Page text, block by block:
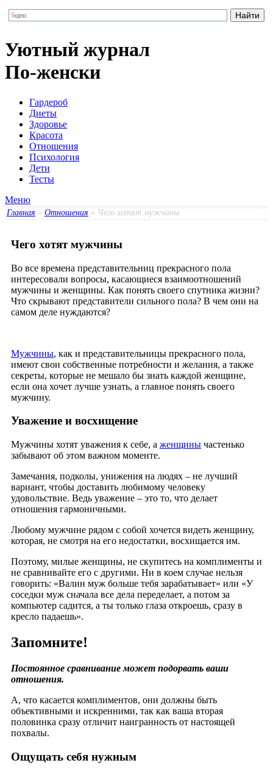
Уютный журнал
По-женски
Гардероб
Диеты
Здоровье
Красота
Отношения
Психология
Дети
Тесты
Меню
Главная » Отношения » Чего хотят мужчины
Чего хотят мужчины
Во все времена представительниц прекрасного пола
интересовали вопросы, касающиеся взаимоотношений
мужчины и женщины. Как понять своего спутника жизни?
Что скрывают представители сильного пола? В чем они на
самом деле нуждаются?
Мужчины, как и представительницы прекрасного пола,
имеют свои собственные потребности и желания, а также
секреты, которые не мешало бы знать каждой женщине,
если она хочет лучше узнать, а главное понять своего
мужчину.
Уважение и восхищение
Мужчины хотят уважения к себе, а женщины частенько
забывают об этом важном моменте.
Замечания, подколы, унижения на людях – не лучший
вариант, чтобы доставить любимому человеку
удовольствие. Ведь уважение – это то, что делает
отношения гармоничными.
Любому мужчине рядом с собой хочется видеть женщину,
которая, не смотря на его недостатки, восхищается им.
Поэтому, милые женщины, не скупитесь на комплименты и
не сравнивайте его с другими. Ни в коем случае нельзя
говорить: «Валин муж больше тебя зарабатывает» или «У
соседки муж сначала все дела переделает, а потом за
компьютер садится, а ты только глаза откроешь, сразу в
кресло падаешь».
Запомните!
Постоянное сравнивание может подорвать ваши
отношения.
А, что касается комплиментов, они должны быть
объективными и искренними, так как ваша вторая
половинка сразу отличит наигранность от настоящей
похвалы.
Ощущать себя нужным